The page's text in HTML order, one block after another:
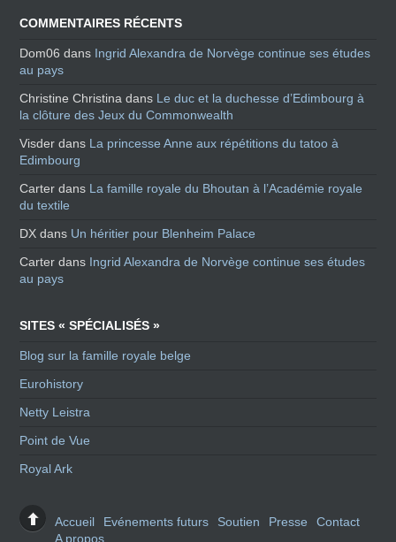
COMMENTAIRES RÉCENTS
Dom06 dans Ingrid Alexandra de Norvège continue ses études
au pays
Christine Christina dans Le duc et la duchesse d’Edimbourg à
la clôture des Jeux du Commonwealth
Visder dans La princesse Anne aux répétitions du tatoo à
Edimbourg
Carter dans La famille royale du Bhoutan à l’Académie royale
du textile
DX dans Un héritier pour Blenheim Palace
Carter dans Ingrid Alexandra de Norvège continue ses études
au pays
SITES « SPÉCIALISÉS »
Blog sur la famille royale belge
Eurohistory
Netty Leistra
Point de Vue
Royal Ark
Accueil Evénements futurs Soutien Presse
Contact
A propos